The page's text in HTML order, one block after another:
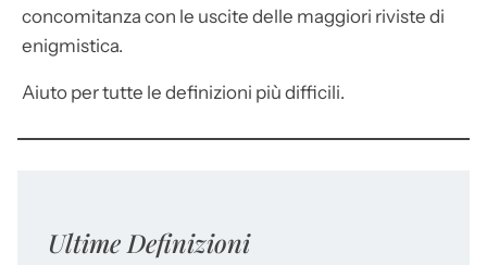
concomitanza con le uscite delle maggiori riviste di
enigmistica.
Aiuto per tutte le definizioni più difficili.
Ultime Definizioni